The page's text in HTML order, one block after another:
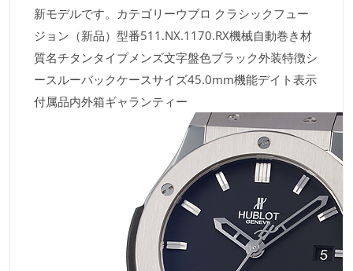
新モデルです。カテゴリーウブロ クラシックフュー
ジョン（新品）型番511.NX.1170.RX機械自動巻き材
質名チタンタイプメンズ文字盤色ブラック外装特徴シ
ースルーバックケースサイズ45.0mm機能デイト表示
付属品内外箱ギャランティー